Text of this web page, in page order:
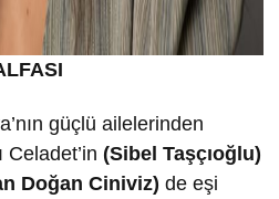
güçlü ailelerinden
Celadet’in (Sibel Taşçıoğlu)
Doğan Ciniviz) de eşi